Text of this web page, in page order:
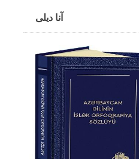
آنا دیلی